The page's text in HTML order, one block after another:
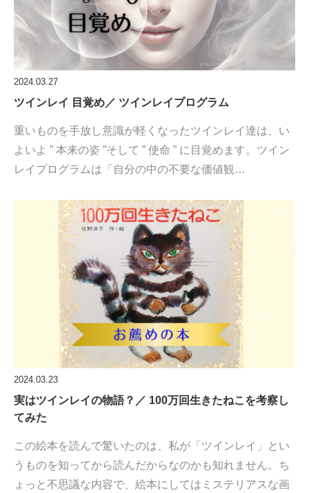
2024.03.27
ツインレイ 目覚め／ ツインレイプログラム
重いものを手放し意識が軽くなったツインレイ達は、い
よいよ ” 本来の姿 ”そして ” 使命 ” に目覚めます。ツイン
レイプログラムは「自分の中の不要な価値観…
2024.03.23
実はツインレイの物語？／ 100万回生きたねこを考察し
てみた
この絵本を読んで驚いたのは、私が「ツインレイ」とい
うものを知ってから読んだからなのかも知れません。ち
ょっと不思議な内容で、絵本にしてはミステリアスな画